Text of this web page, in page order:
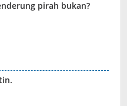
pirah bukan?